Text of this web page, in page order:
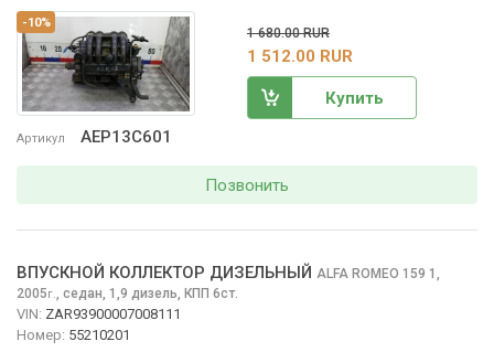
-10%
Артикул AEP13C601
1 680.00 RUR
1 512.00 RUR
Купить
Позвонить
ВПУСКНОЙ КОЛЛЕКТОР ДИЗЕЛЬНЫЙ ALFA ROMEO 159 1,
2005г. седан, 1,9 дизель, КПП 6ст.
VIN: ZAR93900007008111
Номер: 55210201